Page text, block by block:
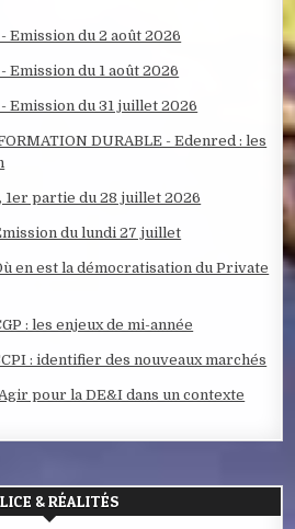
Emission du 2 août 2026
Emission du 1 août 2026
Emission du 31 juillet 2026
DURABLE - Edenred : les
1er partie du 28 juillet 2026
du lundi 27 juillet
en est la démocratisation du Private
: les enjeux de mi-année
: identifier des nouveaux marchés
pour la DE&I dans un contexte
& RÉALITÉS